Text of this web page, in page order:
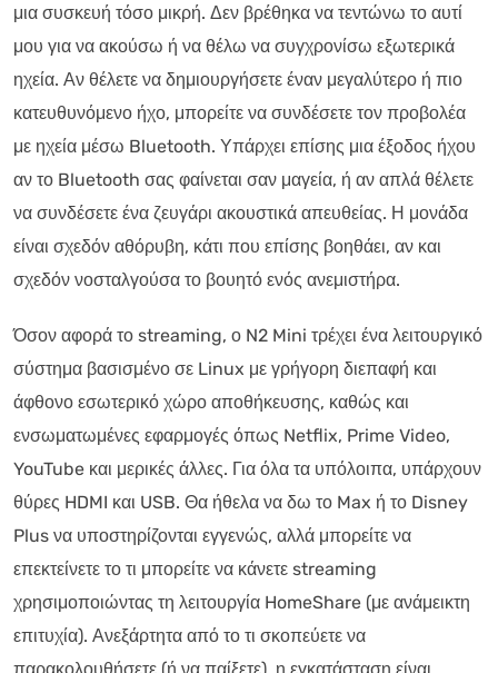
μια συσκευή τόσο μικρή. Δεν βρέθηκα να τεντώνω το αυτί
μου για να ακούσω ή να θέλω να συγχρονίσω εξωτερικά
ηχεία. Αν θέλετε να δημιουργήσετε έναν μεγαλύτερο ή πιο
κατευθυνόμενο ήχο, μπορείτε να συνδέσετε τον προβολέα
με ηχεία μέσω Bluetooth. Υπάρχει επίσης μια έξοδος ήχου
αν το Bluetooth σας φαίνεται σαν μαγεία, ή αν απλά θέλετε
να συνδέσετε ένα ζευγάρι ακουστικά απευθείας. Η μονάδα
είναι σχεδόν αθόρυβη, κάτι που επίσης βοηθάει, αν και
σχεδόν νοσταλγούσα το βουητό ενός ανεμιστήρα.
Όσον αφορά το streaming, ο N2 Mini τρέχει ένα λειτουργικό
σύστημα βασισμένο σε Linux με γρήγορη διεπαφή και
άφθονο εσωτερικό χώρο αποθήκευσης, καθώς και
ενσωματωμένες εφαρμογές όπως Netflix, Prime Video,
YouTube και μερικές άλλες. Για όλα τα υπόλοιπα, υπάρχουν
θύρες HDMI και USB. Θα ήθελα να δω το Max ή το Disney
Plus να υποστηρίζονται εγγενώς, αλλά μπορείτε να
επεκτείνετε το τι μπορείτε να κάνετε streaming
χρησιμοποιώντας τη λειτουργία HomeShare (με ανάμεικτη
επιτυχία). Ανεξάρτητα από το τι σκοπεύετε να
παρακολουθήσετε (ή να παίξετε), η εγκατάσταση είναι